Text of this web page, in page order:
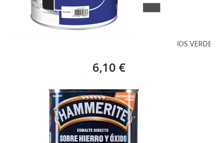
PYMA ESPROTEC CLASSIC SINTÉTICO BRILLO - TONOS VERDES
6,10 €